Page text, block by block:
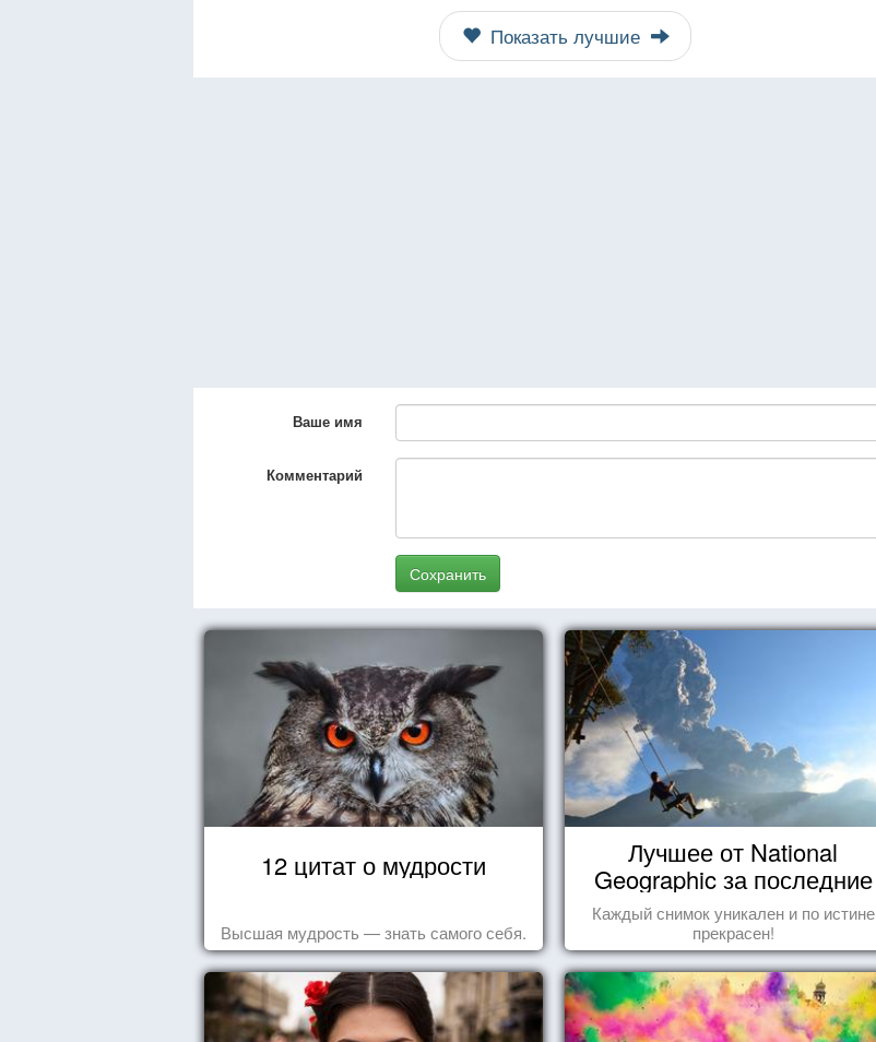
Показать лучшие
Ваше имя
Комментарий
Сохранить
12 цитат о мудрости
Высшая мудрость — знать самого себя.
Лучшее от National
Geographic за последние
пару лет
Каждый снимок уникален и по истине
прекрасен!